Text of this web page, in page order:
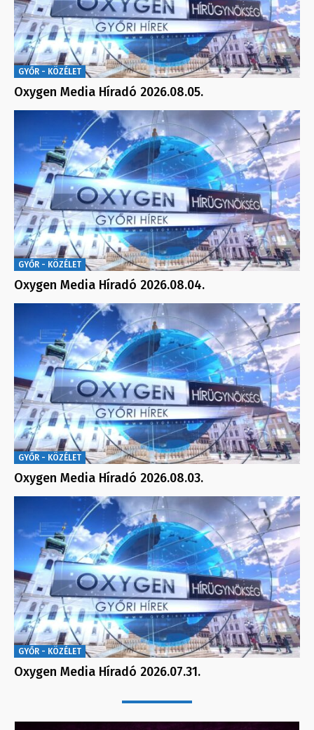
GYŐR - KÖZÉLET
Oxygen Media Híradó 2026.08.05.
GYŐR - KÖZÉLET
Oxygen Media Híradó 2026.08.04.
GYŐR - KÖZÉLET
Oxygen Media Híradó 2026.08.03.
GYŐR - KÖZÉLET
Oxygen Media Híradó 2026.07.31.